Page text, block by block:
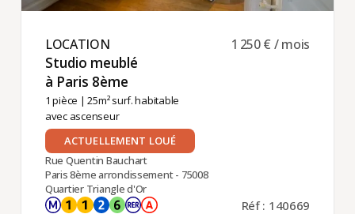
LOCATION ​
Studio meublé
à Paris 8ème ​
1 pièce | 25m² surf. habitable
avec ascenseur
1 250 € / mois
ACTUELLEMENT LOUÉ
Rue Quentin Bauchart
Paris 8ème arrondissement - 75008
Quartier Triangle d'Or
Réf : 140669